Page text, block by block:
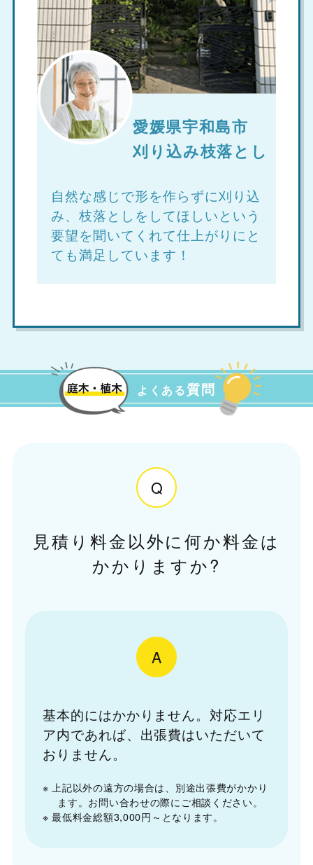
愛媛県宇和島市
刈り込み枝落とし
自然な感じで形を作らずに刈り込
み、枝落としをしてほしいという
要望を聞いてくれて仕上がりにと
ても満足しています！
よくある質問
Q
見積り料金以外に何か料金は
かかりますか?
A
基本的にはかかりません。対応エリ
ア内であれば、出張費はいただいて
おりません。
※ 上記以外の遠方の場合は、別途出張費がかかり
ます。お問い合わせの際にご相談ください。
※ 最低料金総額3,000円～となります。